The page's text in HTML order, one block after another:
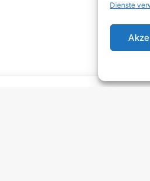
DiensteEMO